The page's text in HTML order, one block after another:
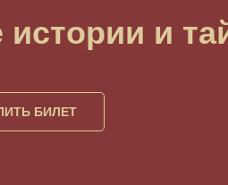
истории и
БИЛЕТ